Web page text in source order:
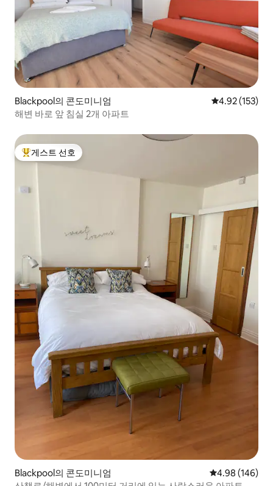
Blackpool의 콘도미니엄 평점 4.92점(5
4.92 (153)
해변 바로 앞 침실 2개 아파트
상위 게스트 선호
게스트 선호
Blackpool의 콘도미니엄 평점 4.98점(5
4.98 (146)